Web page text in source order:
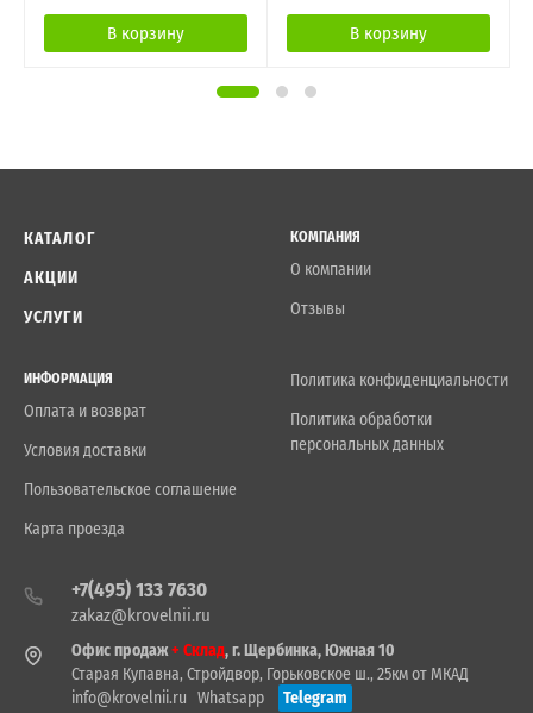
В корзину В корзину
КАТАЛОГ
АКЦИИ
УСЛУГИ
КОМПАНИЯ
О компании
Отзывы
ИНФОРМАЦИЯ
Оплата и возврат
Условия доставки
Пользовательское соглашение
Карта проезда
Политика конфиденциальности
Политика обработки
персональных данных
+7(495) 133 7630
zakaz@krovelnii.ru
Офис продаж+ Склад, г. Щербинка, Южная 10
Старая Купавна, Стройдвор, Горьковское ш., 25км от МКАД
info@krovelnii.ru Whatsapp
Telegram